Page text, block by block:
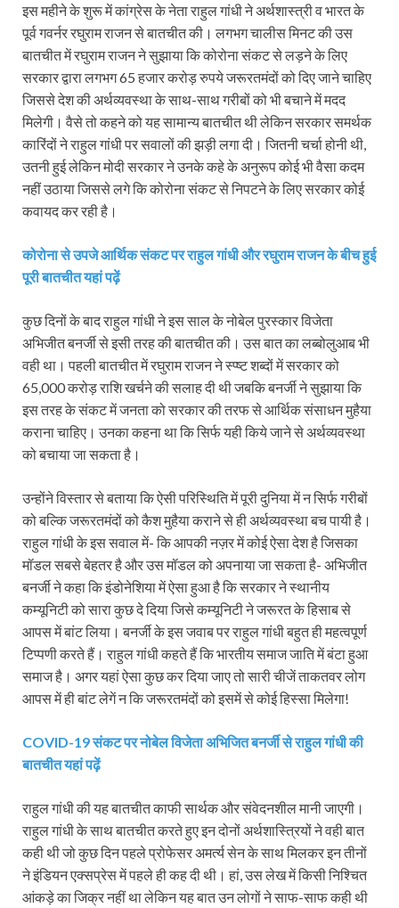
इस महीने के शुरू में कांग्रेस के नेता राहुल गांधी ने अर्थशास्त्री व भारत के
पूर्व गवर्नर रघुराम राजन से बातचीत की। लगभग चालीस मिनट की उस
बातचीत में रघुराम राजन ने सुझाया कि कोरोना संकट से लड़ने के लिए
सरकार द्वारा लगभग 65 हजार करोड़ रुपये जरूरतमंदों को दिए जाने चाहिए
जिससे देश की अर्थव्यवस्था के साथ-साथ गरीबों को भी बचाने में मदद
मिलेगी। वैसे तो कहने को यह सामान्य बातचीत थी लेकिन सरकार समर्थक
कारिंदों ने राहुल गांधी पर सवालों की झड़ी लगा दी। जितनी चर्चा होनी थी,
उतनी हुई लेकिन मोदी सरकार ने उनके कहे के अनुरूप कोई भी वैसा कदम
नहीं उठाया जिससे लगे कि कोरोना संकट से निपटने के लिए सरकार कोई
कवायद कर रही है।
कोरोना से उपजे आर्थिक संकट पर राहुल गांधी और रघुराम राजन के बीच हुई
पूरी बातचीत यहां पढ़ें
कुछ दिनों के बाद राहुल गांधी ने इस साल के नोबेल पुरस्कार विजेता
अभिजीत बनर्जी से इसी तरह की बातचीत की। उस बात का लब्बोलुआब भी
वही था। पहली बातचीत में रघुराम राजन ने स्प्ष्ट शब्दों में सरकार को
65,000 करोड़ राशि खर्चने की सलाह दी थी जबकि बनर्जी ने सुझाया कि
इस तरह के संकट में जनता को सरकार की तरफ से आर्थिक संसाधन मुहैया
कराना चाहिए। उनका कहना था कि सिर्फ यही किये जाने से अर्थव्यवस्था
को बचाया जा सकता है।
उन्होंने विस्तार से बताया कि ऐसी परिस्थिति में पूरी दुनिया में न सिर्फ गरीबों
को बल्कि जरूरतमंदों को कैश मुहैया कराने से ही अर्थव्यवस्था बच पायी है।
राहुल गांधी के इस सवाल में- कि आपकी नज़र में कोई ऐसा देश है जिसका
मॉडल सबसे बेहतर है और उस मॉडल को अपनाया जा सकता है- अभिजीत
बनर्जी ने कहा कि इंडोनेशिया में ऐसा हुआ है कि सरकार ने स्थानीय
कम्यूनिटी को सारा कुछ दे दिया जिसे कम्यूनिटी ने जरूरत के हिसाब से
आपस में बांट लिया। बनर्जी के इस जवाब पर राहुल गांधी बहुत ही महत्वपूर्ण
टिप्पणी करते हैं। राहुल गांधी कहते हैं कि भारतीय समाज जाति में बंटा हुआ
समाज है। अगर यहां ऐसा कुछ कर दिया जाए तो सारी चीजें ताकतवर लोग
आपस में ही बांट लेगें न कि जरूरतमंदों को इसमें से कोई हिस्सा मिलेगा!
COVID-19 संकट पर नोबेल विजेता अभिजित बनर्जी से राहुल गांधी की
बातचीत यहां पढ़ें
राहुल गांधी की यह बातचीत काफी सार्थक और संवेदनशील मानी जाएगी।
राहुल गांधी के साथ बातचीत करते हुए इन दोनों अर्थशास्त्रियों ने वही बात
कही थी जो कुछ दिन पहले प्रोफेसर अमर्त्य सेन के साथ मिलकर इन तीनों
ने इंडियन एक्सप्रेस में पहले ही कह दी थी। हां, उस लेख में किसी निश्चित
आंकड़े का जिक्र नहीं था लेकिन यह बात उन लोगों ने साफ-साफ कही थी